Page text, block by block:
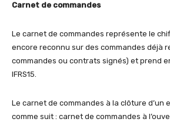
Carnet de commandes
Le carnet de commandes représente le
encore reconnu sur des commandes déjà
commandes ou contrats signés) et prend
IFRS15.
Le carnet de commandes à la clôture d’un
comme suit : carnet de commandes à